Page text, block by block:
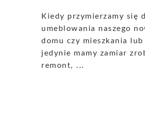
Kiedy przymierzamy się
umeblowania naszego
domu czy mieszkania lub
jedynie mamy zamiar
remont, ...